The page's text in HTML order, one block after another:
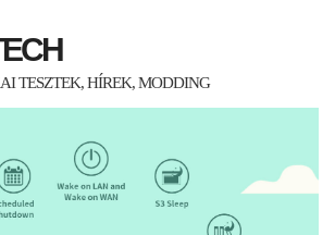
TESZTEK, HÍREK, MODDING